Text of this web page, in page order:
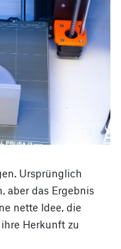
Ursprünglich
aber das Ergebnis
nette Idee, die
Herkunft zu